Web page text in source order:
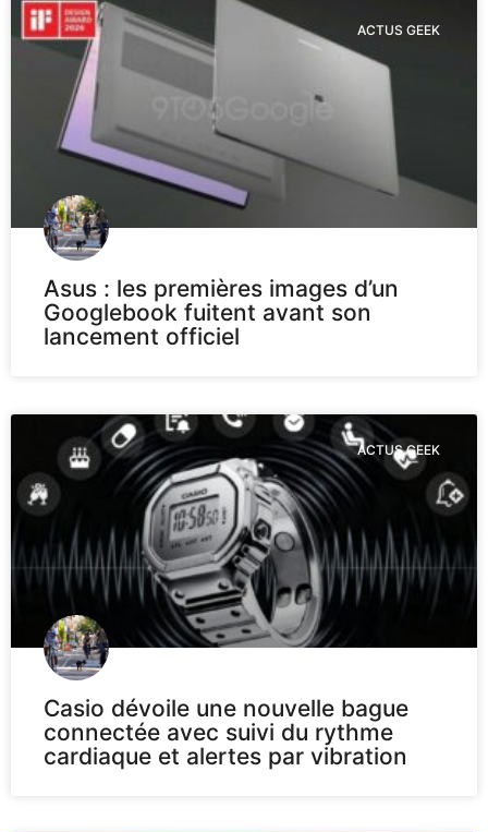
ACTUS GEEK
Asus : les premières images d’un
Googlebook fuitent avant son
lancement officiel
ACTUS GEEK
Casio dévoile une nouvelle bague
connectée avec suivi du rythme
cardiaque et alertes par vibration